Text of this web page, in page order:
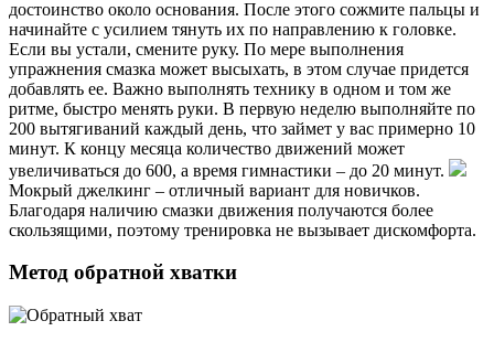
достоинство около основания. После этого сожмите пальцы и
начинайте с усилием тянуть их по направлению к головке.
Если вы устали, смените руку. По мере выполнения
упражнения смазка может высыхать, в этом случае придется
добавлять ее. Важно выполнять технику в одном и том же
ритме, быстро менять руки. В первую неделю выполняйте по
200 вытягиваний каждый день, что займет у вас примерно 10
минут. К концу месяца количество движений может
увеличиваться до 600, а время гимнастики – до 20 минут.
Мокрый джелкинг – отличный вариант для новичков.
Благодаря наличию смазки движения получаются более
скользящими, поэтому тренировка не вызывает дискомфорта.
Метод обратной хватки